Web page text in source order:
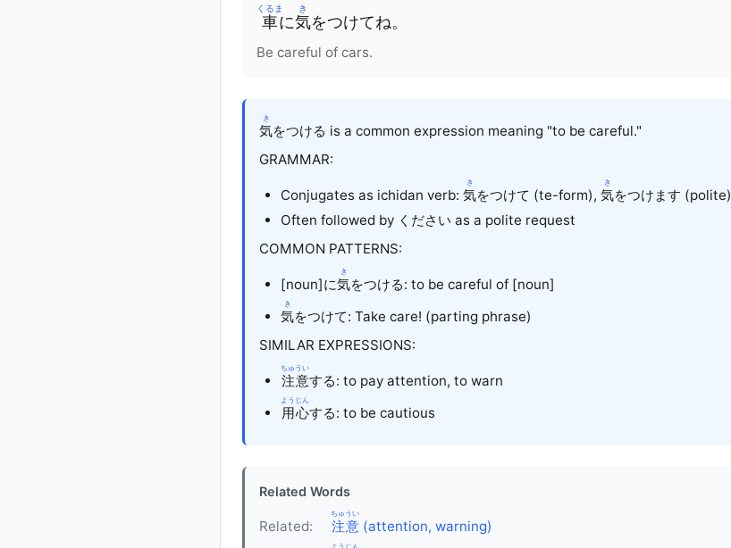
車
くるま
に気
き
をつけてね。
Be careful of cars.
気
き
をつける is a common expression meaning "to be careful."
GRAMMAR:
Conjugates as ichidan verb: 気
き
をつけて (te-form), 気
き
をつけます (polite)
Often followed by ください as a polite request
COMMON PATTERNS:
[noun]に気
き
をつける: to be careful of [noun]
気
き
をつけて: Take care! (parting phrase)
SIMILAR EXPRESSIONS:
注意
ちゅうい
する: to pay attention, to warn
用心
ようじん
する: to be cautious
Related Words
Related: 注意
ちゅうい
(attention, warning)